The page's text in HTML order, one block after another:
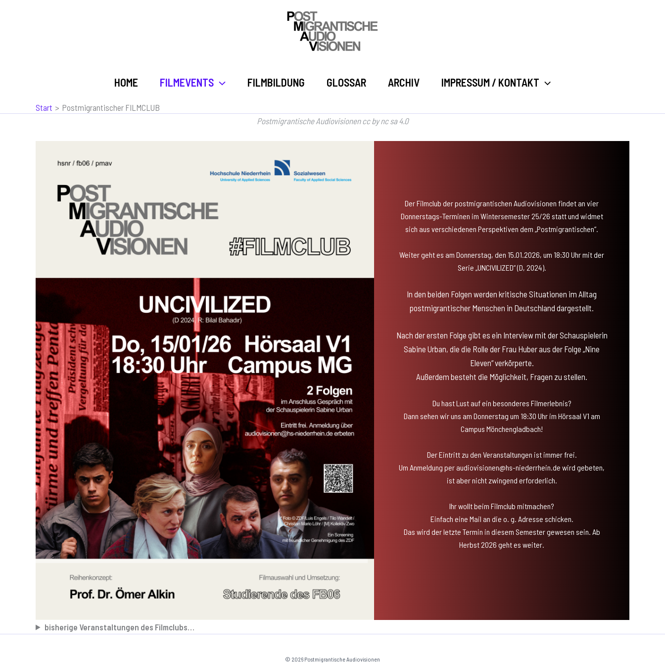
HOME FILMEVENTS FILMBILDUNG GLOSSAR ARCHIV IMPRESSUM / KONTAKT
Start
Postmigrantischer FILMCLUB
Postmigrantische Audiovisionen cc by nc sa 4.0
Der Filmclub der postmigrantischen Audiovisionen findet an vier
Donnerstags-Terminen im Wintersemester 25/26 statt und widmet
sich aus verschiedenen Perspektiven dem „Postmigrantischen“.
Weiter geht es am Donnerstag, den 15.01.2026, um 18:30 Uhr mit der
Serie „UNCIVILIZED“ (D, 2024).
In den beiden Folgen werden kritische Situationen im Alltag
postmigrantischer Menschen in Deutschland dargestellt.
Nach der ersten Folge gibt es ein Interview mit der Schauspielerin
Sabine Urban, die die Rolle der Frau Huber aus der Folge „Nine
Eleven“ verkörperte.
Außerdem besteht die Möglichkeit, Fragen zu stellen.
Du hast Lust auf ein besonderes Filmerlebnis?
Dann sehen wir uns am Donnerstag um 18:30 Uhr im Hörsaal V1 am
Campus Mönchengladbach!
Der Eintritt zu den Veranstaltungen ist immer frei.
Um Anmeldung per audiovisionen@hs-niederrhein.de wird gebeten,
ist aber nicht zwingend erforderlich.
Ihr wollt beim Filmclub mitmachen?
Einfach eine Mail an die o. g. Adresse schicken.
Das wird der letzte Termin in diesem Semester gewesen sein. Ab
Herbst 2026 geht es weiter.
bisherige Veranstaltungen des Filmclubs…
© 2026 Postmigrantische Audiovisionen